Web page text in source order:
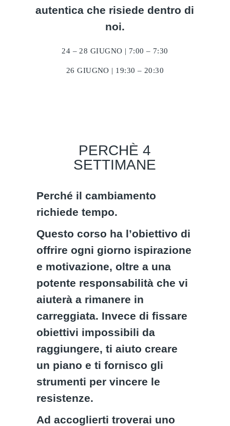
autentica che risiede dentro di
noi.
24 – 28 GIUGNO | 7:00 – 7:30
26 GIUGNO | 19:30 – 20:30
PERCHÈ 4
SETTIMANE
Perché il cambiamento
richiede tempo.
Questo corso ha l’obiettivo di
offrire ogni giorno ispirazione
e motivazione, oltre a una
potente responsabilità che vi
aiuterà a rimanere in
carreggiata. Invece di fissare
obiettivi impossibili da
raggiungere, ti aiuto creare
un piano e ti fornisco gli
strumenti per vincere le
resistenze.
Ad accoglierti troverai uno